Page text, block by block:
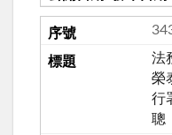
法
榮
行
聰